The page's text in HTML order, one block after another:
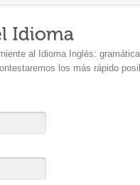
al Idioma Inglés:
los más rápido